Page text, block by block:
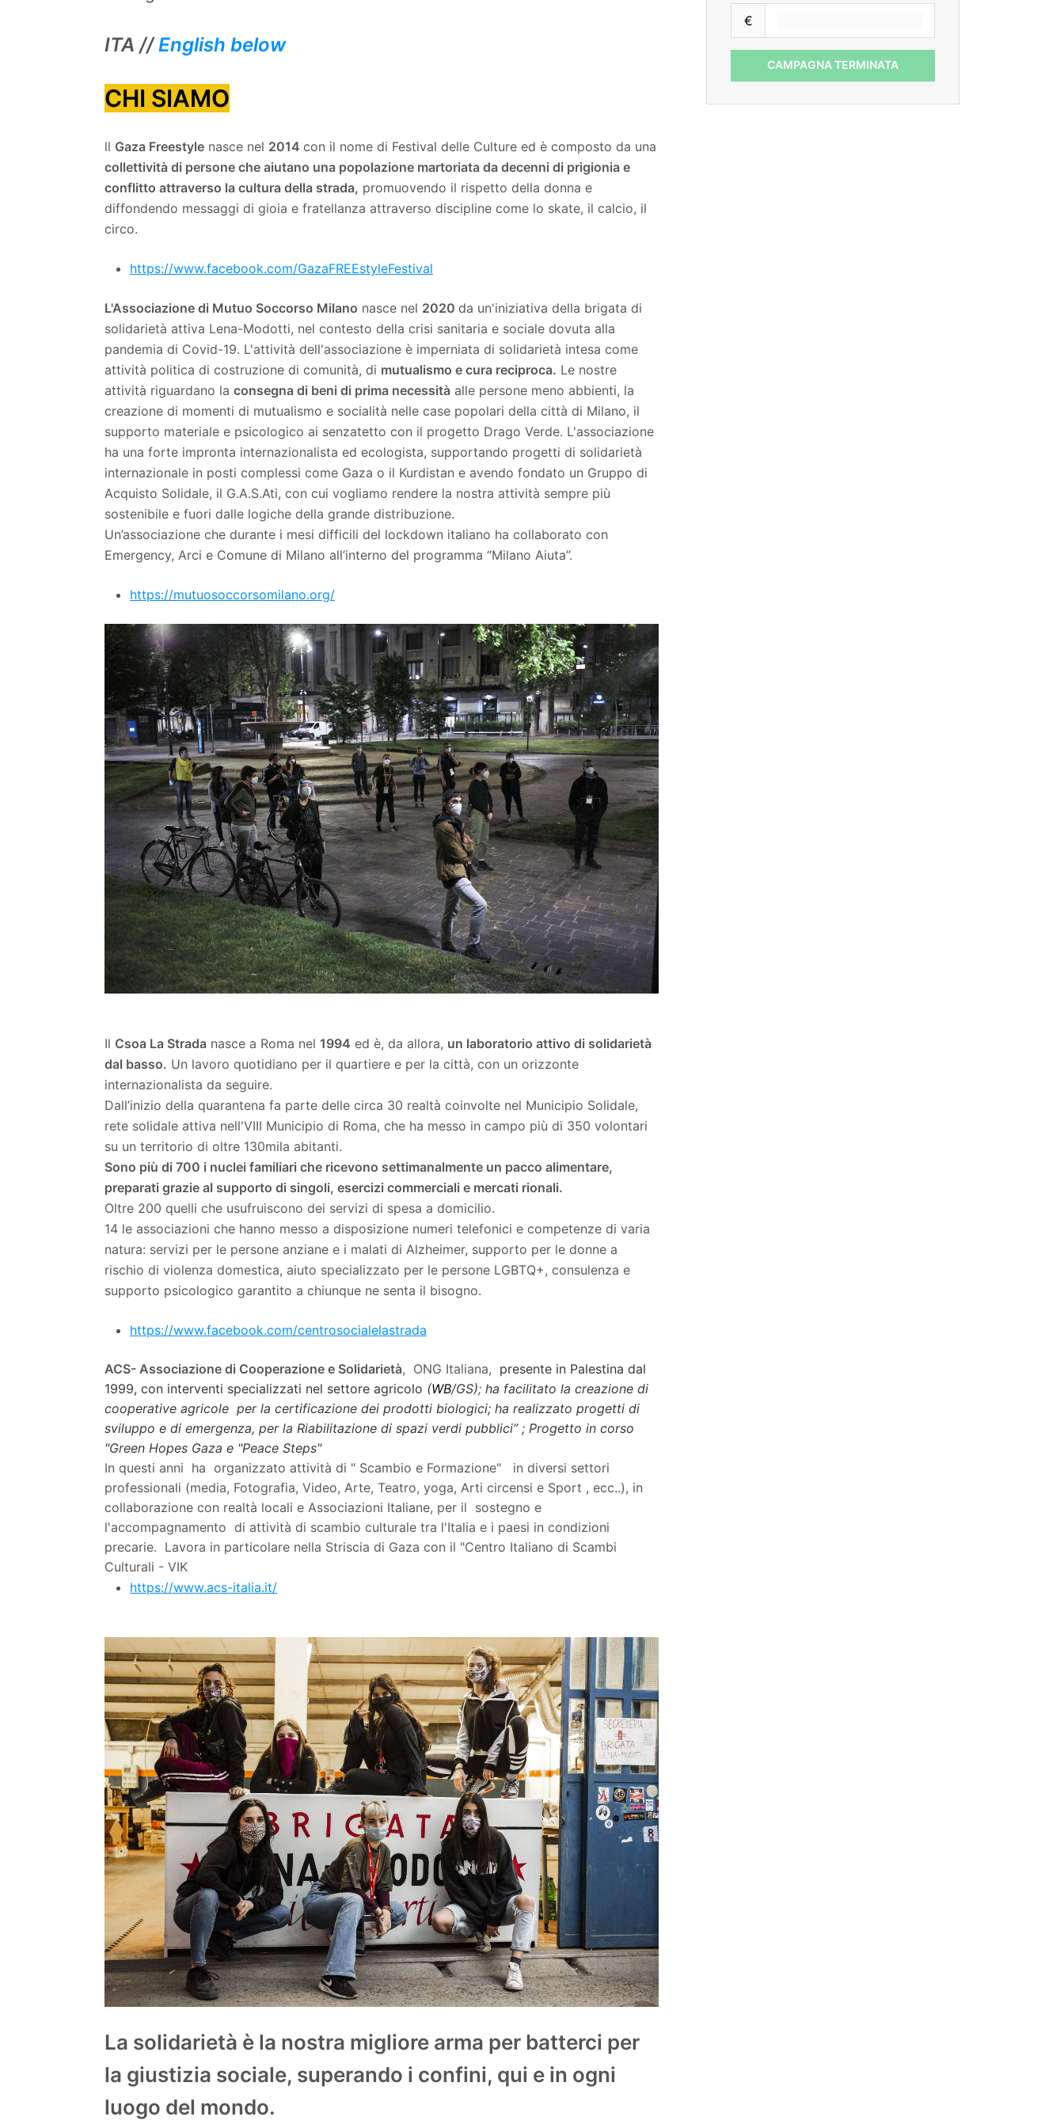
ITA //English below
CHI SIAMO
ll Gaza Freestyle nasce nel 2014 con il nome di Festival delle Culture ed è composto da una
collettività di persone che aiutano una popolazione martoriata da decenni di prigionia e
conflitto attraverso la cultura della strada, promuovendo il rispetto della donna e
diffondendo messaggi di gioia e fratellanza attraverso discipline come lo skate, il calcio, il
circo.
https://www.facebook.com/GazaFREEstyleFestival
L'Associazione di Mutuo Soccorso Milano nasce nel 2020 da un'iniziativa della brigata di
solidarietà attiva Lena-Modotti, nel contesto della crisi sanitaria e sociale dovuta alla
pandemia di Covid-19. L'attività dell'associazione è imperniata di solidarietà intesa come
attività politica di costruzione di comunità, di mutualismo e cura reciproca. Le nostre
attività riguardano la consegna di beni di prima necessità alle persone meno abbienti, la
creazione di momenti di mutualismo e socialità nelle case popolari della città di Milano, il
supporto materiale e psicologico ai senzatetto con il progetto Drago Verde. L'associazione
ha una forte impronta internazionalista ed ecologista, supportando progetti di solidarietà
internazionale in posti complessi come Gaza o il Kurdistan e avendo fondato un Gruppo di
Acquisto Solidale, il G.A.S.Ati, con cui vogliamo rendere la nostra attività sempre più
sostenibile e fuori dalle logiche della grande distribuzione.
Un’associazione che durante i mesi difficili del lockdown italiano ha collaborato con
Emergency, Arci e Comune di Milano all’interno del programma “Milano Aiuta”.
https://mutuosoccorsomilano.org/
Il Csoa La Strada nasce a Roma nel 1994 ed è, da allora, un laboratorio attivo di solidarietà
dal basso. Un lavoro quotidiano per il quartiere e per la città, con un orizzonte
internazionalista da seguire.
Dall’inizio della quarantena fa parte delle circa 30 realtà coinvolte nel Municipio Solidale,
rete solidale attiva nell'VIII Municipio di Roma, che ha messo in campo più di 350 volontari
su un territorio di oltre 130mila abitanti.
Sono più di 700 i nuclei familiari che ricevono settimanalmente un pacco alimentare,
preparati grazie al supporto di singoli, esercizi commerciali e mercati rionali.
Oltre 200 quelli che usufruiscono dei servizi di spesa a domicilio.
14 le associazioni che hanno messo a disposizione numeri telefonici e competenze di varia
natura: servizi per le persone anziane e i malati di Alzheimer, supporto per le donne a
rischio di violenza domestica, aiuto specializzato per le persone LGBTQ+, consulenza e
supporto psicologico garantito a chiunque ne senta il bisogno.
https://www.facebook.com/centrosocialelastrada
ACS- Associazione di Cooperazione e Solidarietà, ONG Italiana, presente in Palestina dal
1999, con interventi specializzati nel settore agricolo (WB/GS); ha facilitato la creazione di
cooperative agricole per la certificazione dei prodotti biologici; ha realizzato progetti di
sviluppo e di emergenza, per la Riabilitazione di spazi verdi pubblici” ; Progetto in corso
"Green Hopes Gaza e "Peace Steps"
In questi anni ha organizzato attività di " Scambio e Formazione" in diversi settori
professionali (media, Fotografia, Video, Arte, Teatro, yoga, Arti circensi e Sport , ecc..), in
collaborazione con realtà locali e Associazioni Italiane, per il sostegno e
l'accompagnamento di attività di scambio culturale tra l'Italia e i paesi in condizioni
precarie. Lavora in particolare nella Striscia di Gaza con il "Centro Italiano di Scambi
Culturali - VIK
https://www.acs-italia.it/
La solidarietà è la nostra migliore arma per batterci per
la giustizia sociale, superando i confini, qui e in ogni
luogo del mondo.
€
CAMPAGNA TERMINATA